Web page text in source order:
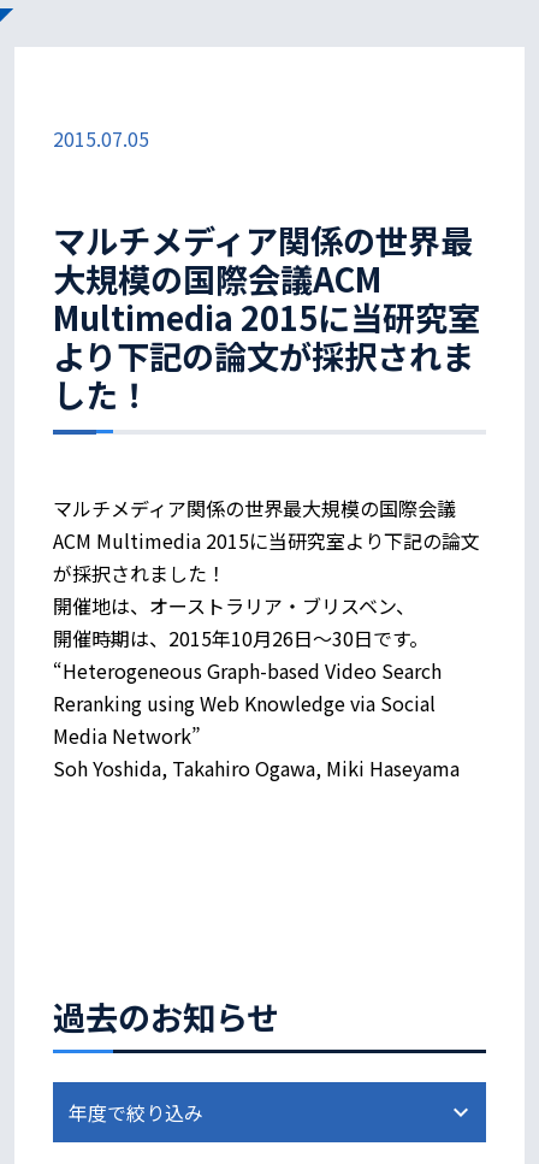
過去のお知らせ
2015.07.05
マルチメディア関係の世界最
大規模の国際会議ACM
Multimedia 2015に当研究室
より下記の論文が採択されま
した！
マルチメディア関係の世界最大規模の国際会議
ACM Multimedia 2015に当研究室より下記の論文
が採択されました！
開催地は、オーストラリア・ブリスベン、
開催時期は、2015年10月26日～30日です。
“Heterogeneous Graph-based Video Search
Reranking using Web Knowledge via Social
Media Network”
Soh Yoshida, Takahiro Ogawa, Miki Haseyama